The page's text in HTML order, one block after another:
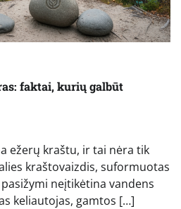
faktai, kurių galbūt
ežerų kraštu, ir tai nėra tik
kraštovaizdis, suformuotas
neįtikėtina vandens
keliautojas, gamtos […]